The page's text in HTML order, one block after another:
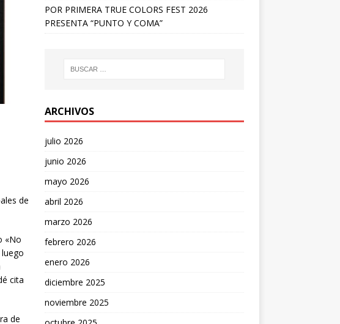
de
«No
cita
de
POR PRIMERA TRUE COLORS FEST 2026
PRESENTA “PUNTO Y COMA”
ARCHIVOS
julio 2026
junio 2026
mayo 2026
abril 2026
marzo 2026
febrero 2026
enero 2026
diciembre 2025
noviembre 2025